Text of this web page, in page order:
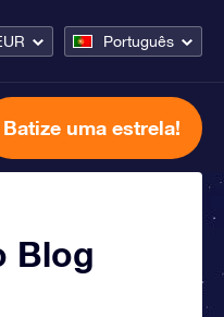
Português
Batize uma estrela!
Blog